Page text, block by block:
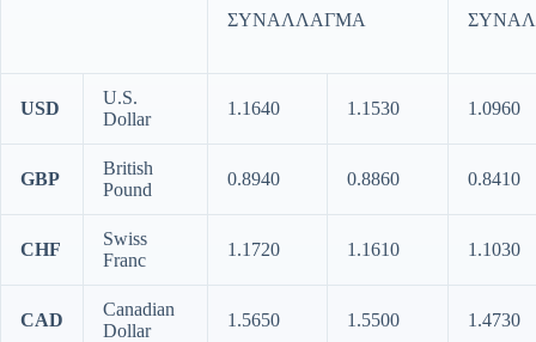
ΣΥΝΑΛΛΑΓΜΑ
USD
U.S.
Dollar
1.1640 1.1530 1.0960
GBP
British
Pound
0.8940 0.8860 0.8410
CHF
Swiss
Franc
1.1720 1.1610 1.1030
CAD
Canadian
Dollar
1.5650 1.5500 1.4730